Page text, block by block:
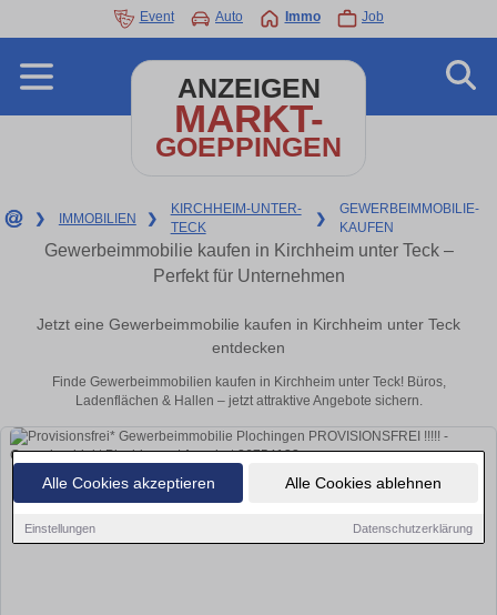
Alle Cookies akzeptieren Alle Cookies ablehnen
Einstellungen Datenschutzerklärung
Event Auto Immo Job
ANZEIGEN
MARKT-
GOEPPINGEN
❯ IMMOBILIEN ❯
KIRCHHEIM-UNTER-
TECK
❯
GEWERBEIMMOBILIE-
KAUFEN
Gewerbeimmobilie kaufen in Kirchheim unter Teck –
Perfekt für Unternehmen
Jetzt eine Gewerbeimmobilie kaufen in Kirchheim unter Teck
entdecken
Finde Gewerbeimmobilien kaufen in Kirchheim unter Teck! Büros,
Ladenflächen & Hallen – jetzt attraktive Angebote sichern.